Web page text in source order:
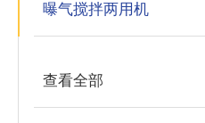
曝气搅拌两用机
查看全部